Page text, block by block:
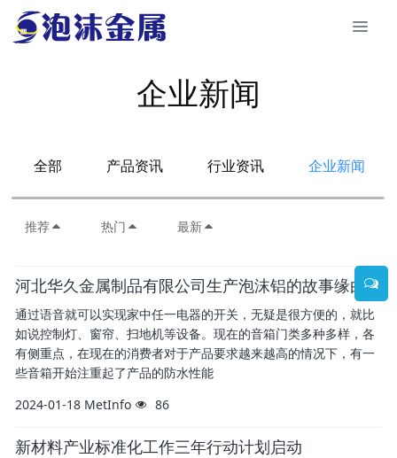
企业新闻
全部 产品资讯 行业资讯 企业新闻
推荐 热门 最新
河北华久金属制品有限公司生产泡沫铝的故事缘由
通过语音就可以实现家中任一电器的开关，无疑是很方便的，就比
如说控制灯、窗帘、扫地机等设备。现在的音箱门类多种多样，各
有侧重点，在现在的消费者对于产品要求越来越高的情况下，有一
些音箱开始注重起了产品的防水性能
2024-01-18 MetInfo 86
新材料产业标准化工作三年行动计划启动